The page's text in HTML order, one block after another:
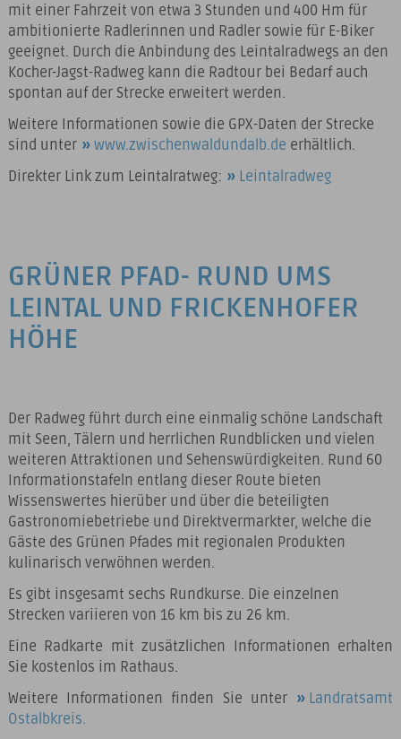
mit einer Fahrzeit von etwa 3 Stunden und 400 Hm für
ambitionierte Radlerinnen und Radler sowie für E-Biker
geeignet. Durch die Anbindung des Leintalradwegs an den
Kocher-Jagst-Radweg kann die Radtour bei Bedarf auch
spontan auf der Strecke erweitert werden.
Weitere Informationen sowie die GPX-Daten der Strecke
sind unter
www.zwischenwaldundalb.de erhältlich.
Direkter Link zum Leintalratweg:
Leintalradweg
GRÜNER PFAD- RUND UMS
LEINTAL UND FRICKENHOFER
HÖHE
Der Radweg führt durch eine einmalig schöne Landschaft
mit Seen, Tälern und herrlichen Rundblicken und vielen
weiteren Attraktionen und Sehenswürdigkeiten. Rund 60
Informationstafeln entlang dieser Route bieten
Wissenswertes hierüber und über die beteiligten
Gastronomiebetriebe und Direktvermarkter, welche die
Gäste des Grünen Pfades mit regionalen Produkten
kulinarisch verwöhnen werden.
Es gibt insgesamt sechs Rundkurse. Die einzelnen
Strecken variieren von 16 km bis zu 26 km.
Eine Radkarte mit zusätzlichen Informationen erhalten
Sie kostenlos im Rathaus.
Weitere Informationen finden Sie unter
Landratsamt
Ostalbkreis.